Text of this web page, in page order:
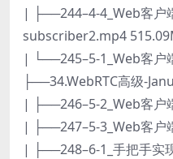
| ├──244–4-4_Web客户
subscriber2.mp4
| └──245–5-1_Web客户
├──34.WebRTC高级-
| ├──246–5-2_Web客户
| ├──247–5-3_Web客户
| ├──248–6-1_手把手实